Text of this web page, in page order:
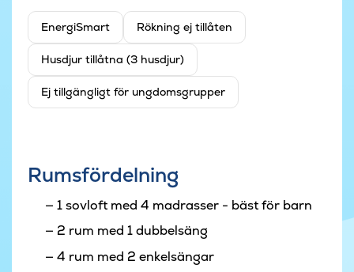
EnergiSmart Rökning ej tillåten
Husdjur tillåtna (3 husdjur)
Ej tillgängligt för ungdomsgrupper
Rumsfördelning
1 sovloft med 4 madrasser - bäst för barn
2 rum med 1 dubbelsäng
4 rum med 2 enkelsängar